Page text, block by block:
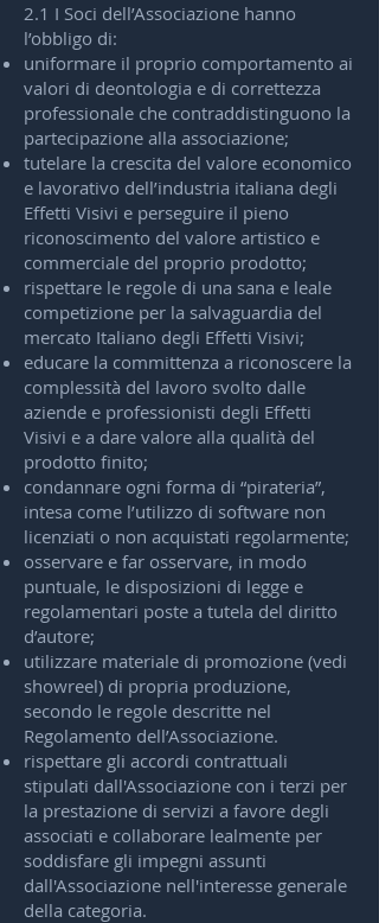
2.1 I Soci dell’Associazione hanno
l’obbligo di:
uniformare il proprio comportamento ai
valori di deontologia e di correttezza
professionale che contraddistinguono la
partecipazione alla associazione;
tutelare la crescita del valore economico
e lavorativo dell’industria italiana degli
Effetti Visivi e perseguire il pieno
riconoscimento del valore artistico e
commerciale del proprio prodotto;
rispettare le regole di una sana e leale
competizione per la salvaguardia del
mercato Italiano degli Effetti Visivi;
educare la committenza a riconoscere la
complessità del lavoro svolto dalle
aziende e professionisti degli Effetti
Visivi e a dare valore alla qualità del
prodotto finito;
condannare ogni forma di “pirateria”,
intesa come l’utilizzo di software non
licenziati o non acquistati regolarmente;
osservare e far osservare, in modo
puntuale, le disposizioni di legge e
regolamentari poste a tutela del diritto
d’autore;
utilizzare materiale di promozione (vedi
showreel) di propria produzione,
secondo le regole descritte nel
Regolamento dell’Associazione.
rispettare gli accordi contrattuali
stipulati dall'Associazione con i terzi per
la prestazione di servizi a favore degli
associati e collaborare lealmente per
soddisfare gli impegni assunti
dall'Associazione nell'interesse generale
della categoria.